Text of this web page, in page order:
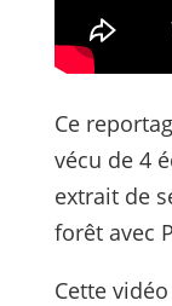
Ce
vécu de 4
extrait de
forêt avec
Cette